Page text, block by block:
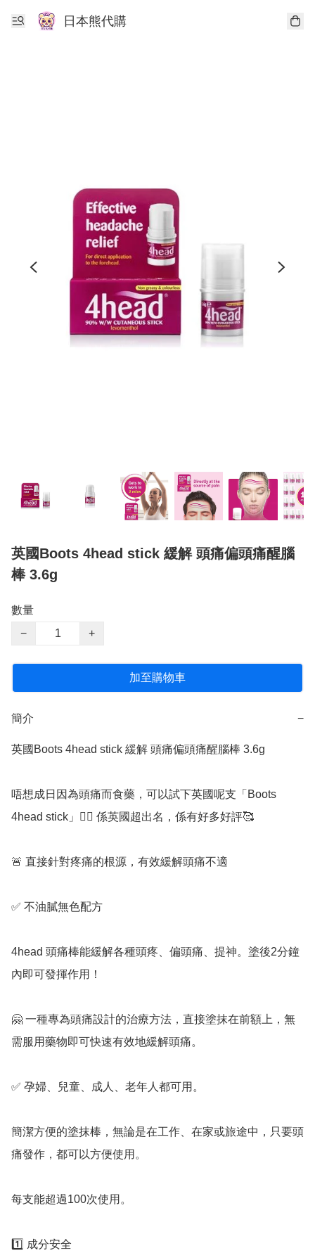
日本熊代購
英國Boots 4head stick 緩解 頭痛偏頭痛醒腦
棒 3.6g
數量
−
+
加至購物車
簡介 −
英國Boots 4head stick 緩解 頭痛偏頭痛醒腦棒 3.6g
唔想成日因為頭痛而食藥，可以試下英國呢支「Boots
4head stick」👍🏻 係英國超出名，係有好多好評🥰
🚨 直接針對疼痛的根源，有效緩解頭痛不適
✅️ 不油膩無色配方
4head 頭痛棒能緩解各種頭疼、偏頭痛、提神。塗後2分鐘
內即可發揮作用！
🤗 一種專為頭痛設計的治療方法，直接塗抹在前額上，無
需服用藥物即可快速有效地緩解頭痛。
✅️ 孕婦、兒童、成人、老年人都可用。
簡潔方便的塗抹棒，無論是在工作、在家或旅途中，只要頭
痛發作，都可以方便使用。
每支能超過100次使用。
1️⃣ 成分安全